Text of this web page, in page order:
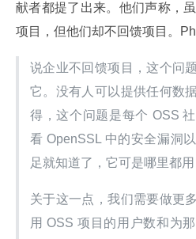
献者都提了出来。他们声称，
项目，但他们却不回馈项目。
说企业不回馈项目，这个问
它。没有人可以提供任何数
得，这个问题是每个 OSS
看 OpenSSL 中的安全漏洞
足就知道了，它可是哪里都用
关于这一点，我们需要做更
用 OSS 项目的用户数和为